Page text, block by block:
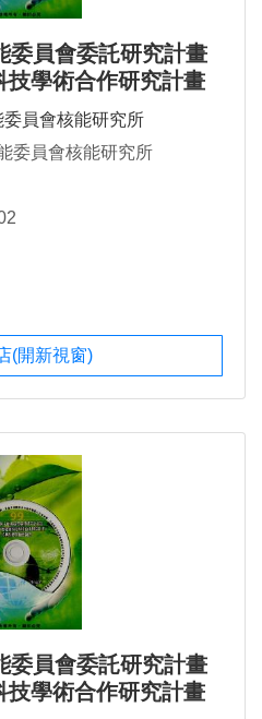
委員會委託研究計畫
技學術合作研究計畫
論文集
員會核能研究所
委員會核能研究所
(開新視窗)
委員會委託研究計畫
技學術合作研究計畫